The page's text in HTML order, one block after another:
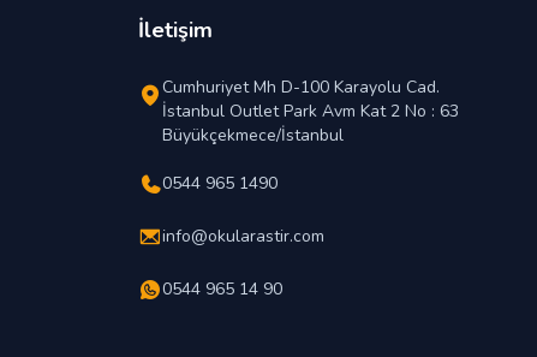
İletişim
Cumhuriyet Mh D-100 Karayolu Cad.
İstanbul Outlet Park Avm Kat 2 No : 63
Büyükçekmece/İstanbul
0544 965 1490
info@okularastir.com
0544 965 14 90